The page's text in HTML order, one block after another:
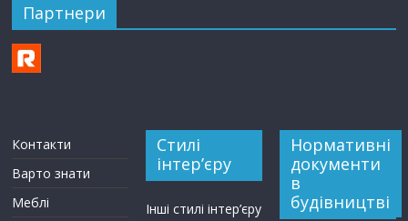
Партнери
Контакти
Варто знати
Меблі
Стилі
інтер’єру
Інші стилі інтер’єру
Нормативні
документи
в
будівництві